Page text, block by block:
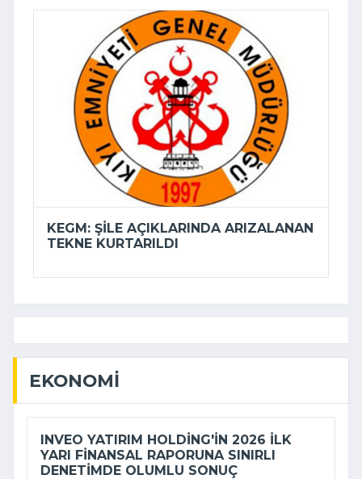
KEGM: ŞILE AÇIKLARINDA ARIZALANAN
TEKNE KURTARILDI
EKONOMI
INVEO YATIRIM HOLDING'IN 2026 ILK
YARI FINANSAL RAPORUNA SINIRLI
DENETIMDE OLUMLU SONUÇ